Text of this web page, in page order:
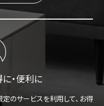
・便利に
のサービスを利用して、お得